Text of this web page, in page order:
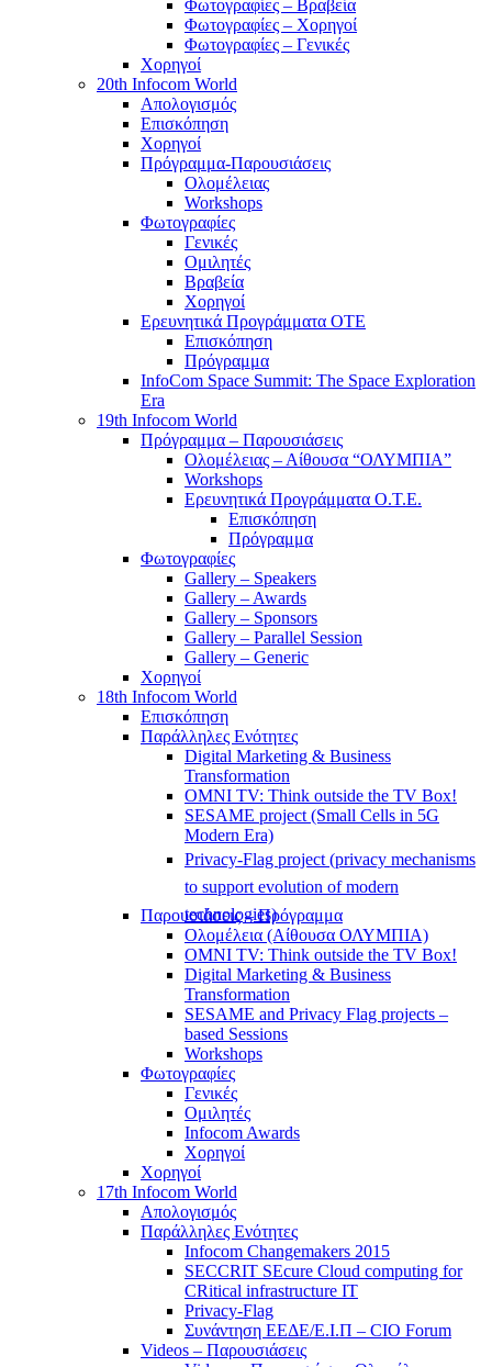
Φωτογραφίες – Βραβεία
Φωτογραφίες – Χορηγοί
Φωτογραφίες – Γενικές
Χορηγοί
20th Infocom World
Απολογισμός
Επισκόπηση
Χορηγοί
Πρόγραμμα-Παρουσιάσεις
Ολομέλειας
Workshops
Φωτογραφίες
Γενικές
Ομιλητές
Βραβεία
Χορηγοί
Ερευνητικά Προγράμματα ΟΤΕ
Επισκόπηση
Πρόγραμμα
InfoCom Space Summit: The Space Exploration
Era
19th Infocom World
Πρόγραμμα – Παρουσιάσεις
Ολομέλειας – Αίθουσα “ΟΛΥΜΠΙΑ”
Workshops
Ερευνητικά Προγράμματα Ο.Τ.Ε.
Επισκόπηση
Πρόγραμμα
Φωτογραφίες
Gallery – Speakers
Gallery – Awards
Gallery – Sponsors
Gallery – Parallel Session
Gallery – Generic
Χορηγοί
18th Infocom World
Επισκόπηση
Παράλληλες Ενότητες
Digital Marketing & Business
Transformation
OMNI TV: Think outside the TV Box!
SESAME project (Small Cells in 5G
Modern Era)
Privacy-Flag project (privacy mechanisms
to support evolution of modern
technologies)
Παρουσιάσεις – Πρόγραμμα
Ολομέλεια (Αίθουσα ΟΛΥΜΠΙΑ)
OMNI TV: Think outside the TV Box!
Digital Marketing & Business
Transformation
SESAME and Privacy Flag projects –
based Sessions
Workshops
Φωτογραφίες
Γενικές
Ομιλητές
Infocom Awards
Χορηγοί
Χορηγοί
17th Infocom World
Απολογισμός
Παράλληλες Ενότητες
Infocom Changemakers 2015
SECCRIT SEcure Cloud computing for
CRitical infrastructure IT
Privacy-Flag
Συνάντηση ΕΕΔΕ/Ε.Ι.Π – CIO Forum
Videos – Παρουσιάσεις